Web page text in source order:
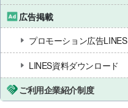
広告掲載
プロモーション広告LINES
LINES資料ダウンロード
ご利用企業紹介制度